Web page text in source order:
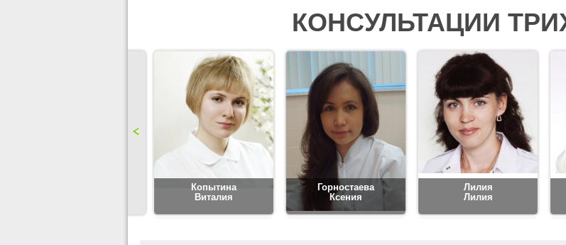
КОНСУЛЬТАЦИИ
Копытина
Виталия
Горностаева
Ксения
Лилия
Лилия